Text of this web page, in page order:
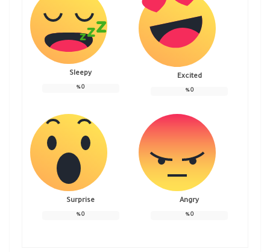
Excited
0
%
Sleepy
0
%
Angry
0
%
Surprise
0
%